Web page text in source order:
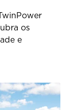
os
e